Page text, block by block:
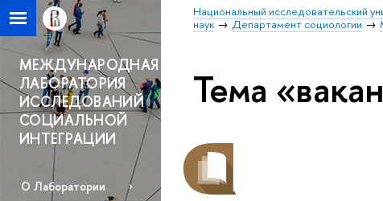
Национальный исследовательский
наук
Департамент социологии
МЕЖДУНАРОДНАЯ
ЛАБОРАТОРИЯ
ИССЛЕДОВАНИЙ
СОЦИАЛЬНОЙ
ИНТЕГРАЦИИ
О Лаборатории
Тема